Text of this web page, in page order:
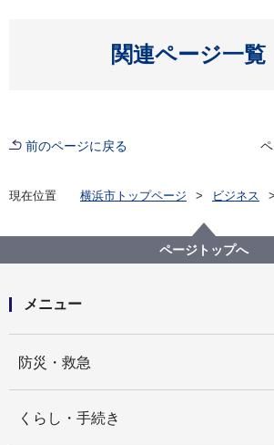
関連ページ一覧
開く
前のページに戻る
現在位置 横浜市トップページ ビジネス
【公募型指名競争入札】港南区民文
水ユニット更新業務
ページトップへ
メニュー
防災・救急
くらし・手続き